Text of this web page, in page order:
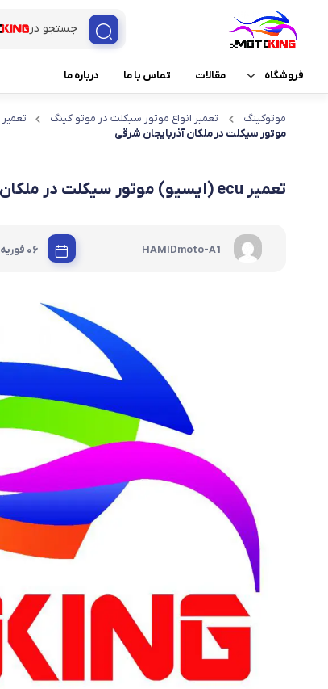
جستجو در
فروشگاه
ثبت درخواست خدمات امداد موتور
تست ECU
تعمیرات
ریمپ
خدمات موتو کینگ
لوازم موتور سیکلت
مقالات تماس با ما درباره ما
موتوکینگ تعمیر انواع موتور سیکلت در موتو کینگ
موتور سیکلت در ملکان آذربایجان شرقی
تعمیر ecu (ایسیو) موتور سیکلت در ملکان آذربایجان شرقی
HAMIDmoto-A1 06 فوریه 2025